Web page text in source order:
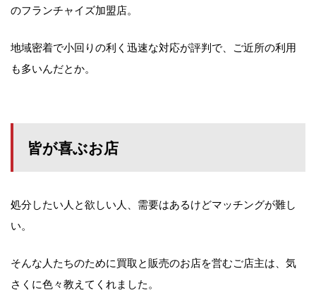
のフランチャイズ加盟店。
地域密着で小回りの利く迅速な対応が評判で、ご近所の利用
も多いんだとか。
皆が喜ぶお店
処分したい人と欲しい人、需要はあるけどマッチングが難し
い。
そんな人たちのために買取と販売のお店を営むご店主は、気
さくに色々教えてくれました。